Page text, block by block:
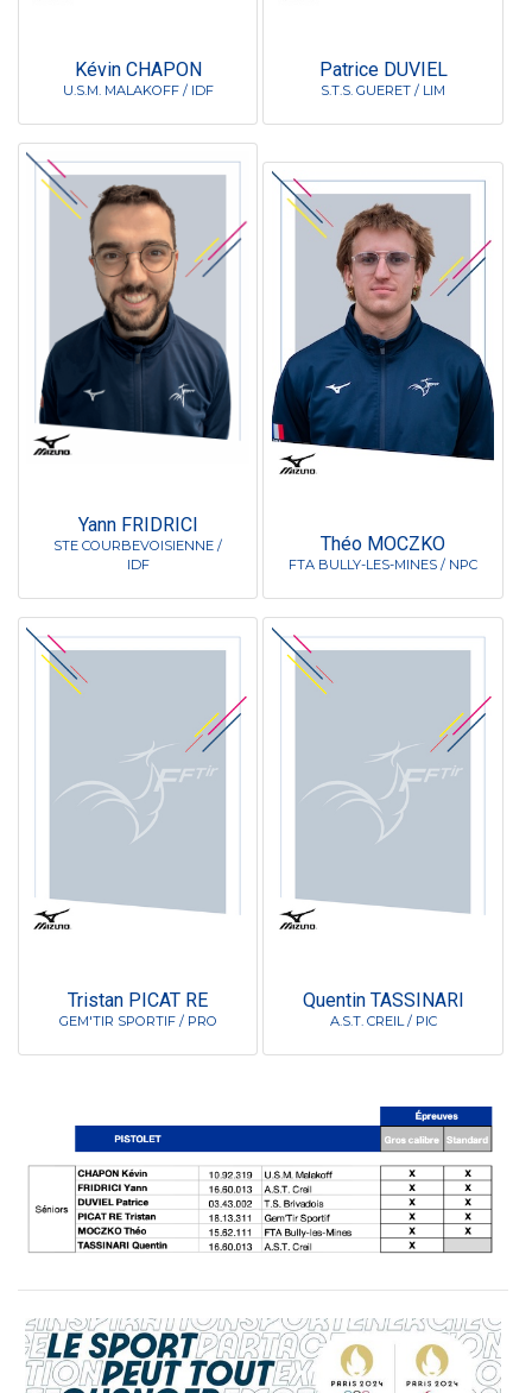
Kévin CHAPON
U.S.M. MALAKOFF / IDF
Patrice DUVIEL
S.T.S. GUERET / LIM
Yann FRIDRICI
STE COURBEVOISIENNE /
IDF
Théo MOCZKO
FTA BULLY-LES-MINES / NPC
Tristan PICAT RE
GEM'TIR SPORTIF / PRO
Quentin TASSINARI
A.S.T. CREIL / PIC